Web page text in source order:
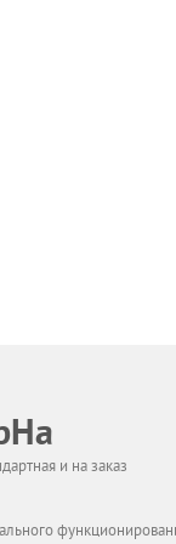
и на заказ